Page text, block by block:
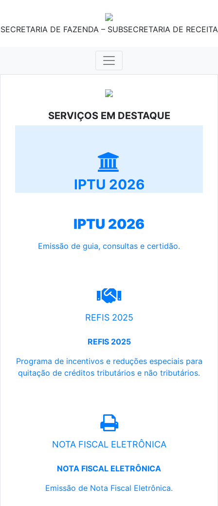
SECRETARIA DE FAZENDA – SUBSECRETARIA DE RECEITA
SERVIÇOS EM DESTAQUE
IPTU 2026
IPTU 2026
Emissão de guia, consultas e certidão.
REFIS 2025
REFIS 2025
Programa de incentivos e reduções especiais para
quitação de créditos tributários e não tributários.
NOTA FISCAL ELETRÔNICA
NOTA FISCAL ELETRÔNICA
Emissão de Nota Fiscal Eletrônica.